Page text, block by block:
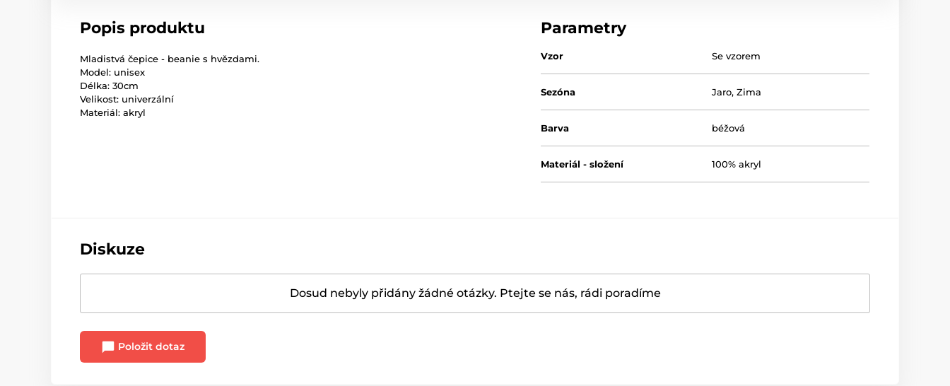
Popis produktu
Mladistvá čepice - beanie s hvězdami.
Model: unisex
Délka: 30cm
Velikost: univerzální
Materiál: akryl
Parametry
Vzor Se vzorem
Sezóna Jaro,Zima
Barva béžová
Materiál - složení 100% akryl
Diskuze
Dosud nebyly přidány žádné otázky. Ptejte se nás, rádi poradíme
Položit dotaz